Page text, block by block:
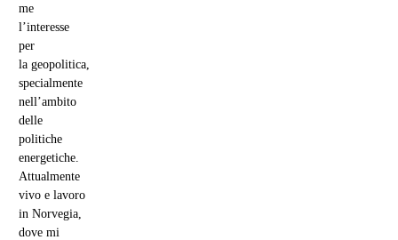
me
l’interesse
per
la geopolitica,
specialmente
nell’ambito
delle
politiche
energetiche.
Attualmente
vivo e lavoro
in Norvegia,
dove mi